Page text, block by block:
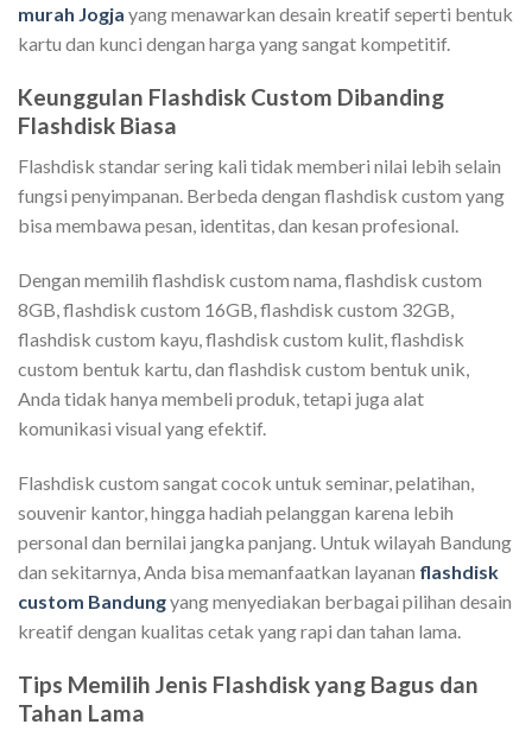
murah Jogja yang menawarkan desain kreatif seperti bentuk
kartu dan kunci dengan harga yang sangat kompetitif.
Keunggulan Flashdisk Custom Dibanding
Flashdisk Biasa
Flashdisk standar sering kali tidak memberi nilai lebih selain
fungsi penyimpanan. Berbeda dengan flashdisk custom yang
bisa membawa pesan, identitas, dan kesan profesional.
Dengan memilih flashdisk custom nama, flashdisk custom
8GB, flashdisk custom 16GB, flashdisk custom 32GB,
flashdisk custom kayu, flashdisk custom kulit, flashdisk
custom bentuk kartu, dan flashdisk custom bentuk unik,
Anda tidak hanya membeli produk, tetapi juga alat
komunikasi visual yang efektif.
Flashdisk custom sangat cocok untuk seminar, pelatihan,
souvenir kantor, hingga hadiah pelanggan karena lebih
personal dan bernilai jangka panjang. Untuk wilayah Bandung
dan sekitarnya, Anda bisa memanfaatkan layanan flashdisk
custom Bandungyang menyediakan berbagai pilihan desain
kreatif dengan kualitas cetak yang rapi dan tahan lama.
Tips Memilih Jenis Flashdisk yang Bagus dan
Tahan Lama